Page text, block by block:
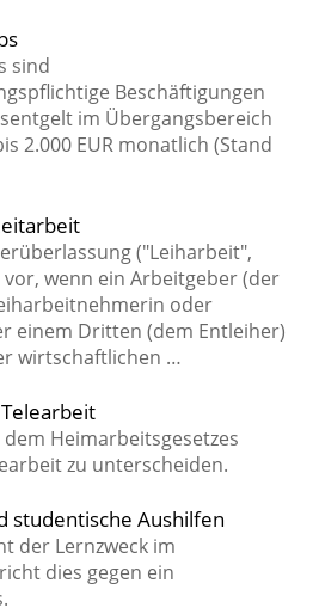
sind
Beschäftigungen
im Übergangsbereich
2.000 EUR monatlich (Stand
("Leiharbeit",
wenn ein Arbeitgeber (der
oder
einem Dritten (dem Entleiher)
wirtschaftlichen …
Heimarbeitsgesetzes
zu unterscheiden.
studentische Aushilfen
der Lernzweck im
dies gegen ein